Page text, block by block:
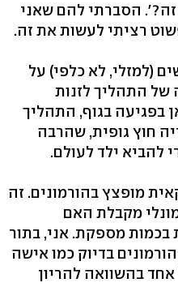
הסברתי להם שאני
רציתי לעשות את זה.
(למזלי, לא כלפי) על
של התהליך לזנות
בפגיעה בגוף, התהליך
חוץ גופית, שהרבה
להביא ילד לעולם.
מופצץ בהורמונים. זה
מקבלת האם
בכמות מספקת. אני, בתור
בדיוק כמו אישה
בהשוואה להריון